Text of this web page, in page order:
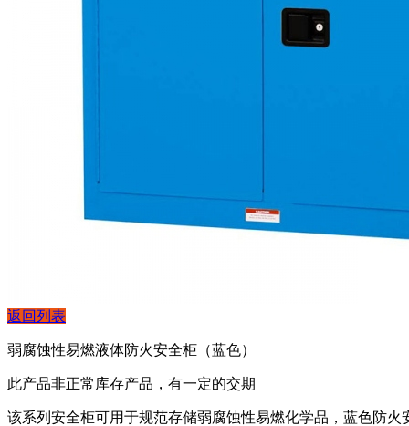
返回列表
弱腐蚀性易燃液体防火安全柜（蓝色）
此产品非正常库存产品，有一定的交期
该系列安全柜可用于规范存储弱腐蚀性易燃化学品，蓝色防